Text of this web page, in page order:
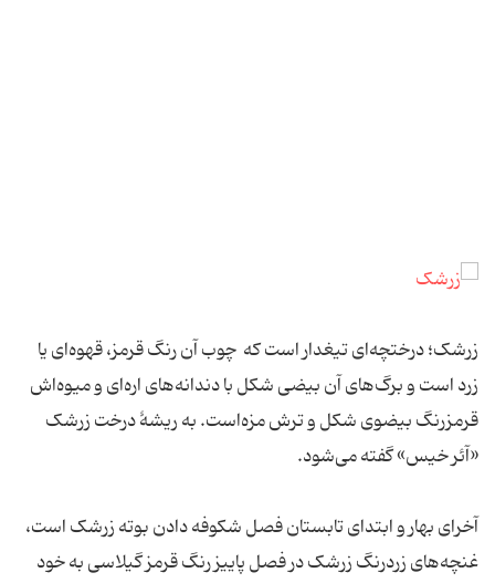
زرشک؛ درختچه‌ای تیغدار است که چوب آن رنگ قرمز، قهوه‌ای یا
زرد است و برگ‌های آن بیضی شکل با دندانه‌های اره‌ای و میوه‌اش
قرمزرنگ بیضوی شکل و ترش مزه‌است. به ریشهٔ درخت زرشک
«آئر خیس» گفته می‌شود.
آخرای بهار و ابتدای تابستان فصل شکوفه دادن بوته زرشک است،
غنچه‌های زردرنگ زرشک در فصل پاییز رنگ قرمز گیلاسی به خود